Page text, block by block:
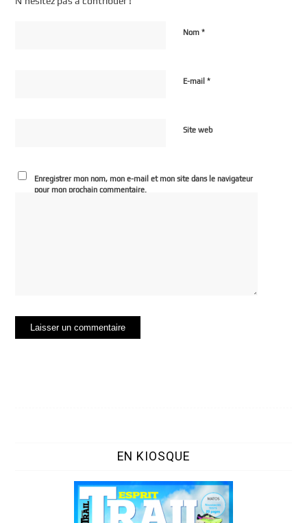
Nom*
E-mail*
Site web
Enregistrer mon nom, mon e-mail et mon site dans le navigateur
pour mon prochain commentaire.
EN KIOSQUE